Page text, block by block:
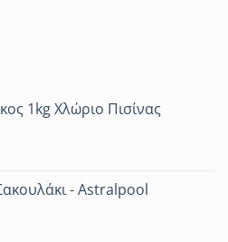
1kg Χλώριο Πισίνας
- Astralpool